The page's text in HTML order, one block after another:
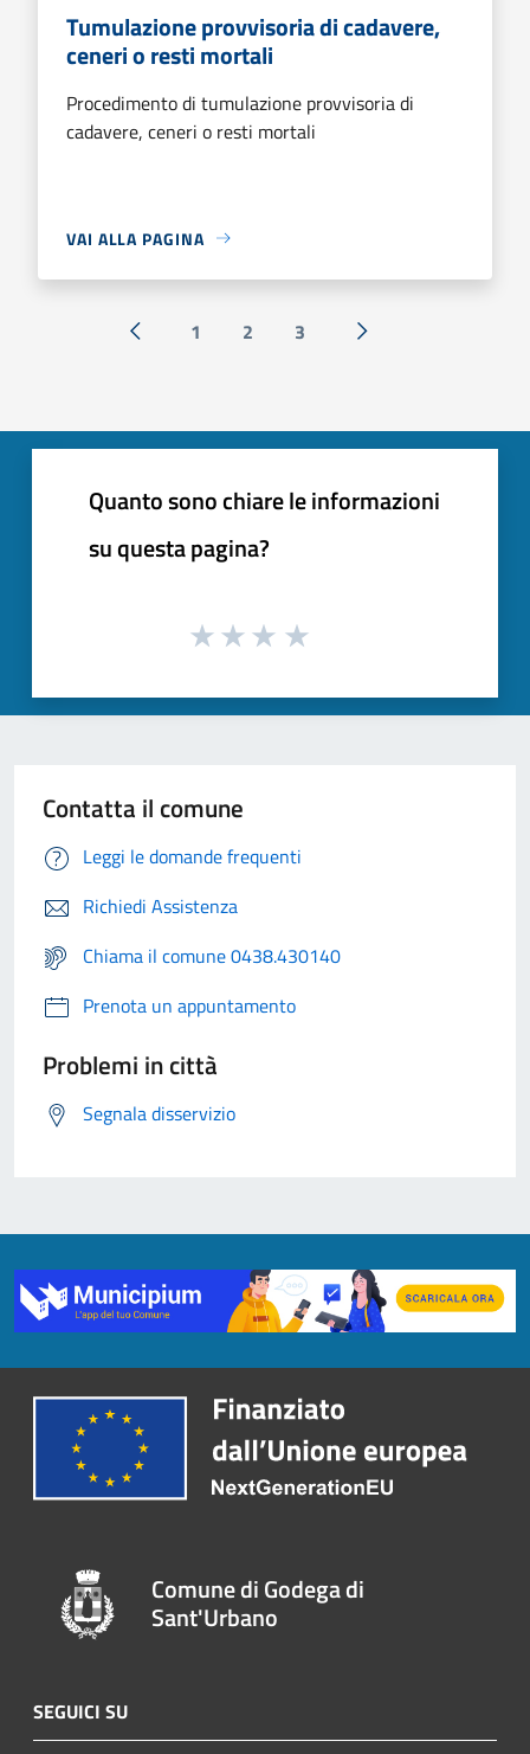
Tumulazione provvisoria di cadavere,
ceneri o resti mortali
Procedimento di tumulazione provvisoria di
cadavere, ceneri o resti mortali
VAI ALLA PAGINA
« Precedente
1 2 3 Successiva »
Quanto sono chiare le informazioni
su questa pagina?
Contatta il comune
Leggi le domande frequenti
Richiedi Assistenza
Chiama il comune 0438.430140
Prenota un appuntamento
Problemi in città
Segnala disservizio
Comune di Godega di
Sant'Urbano
SEGUICI SU